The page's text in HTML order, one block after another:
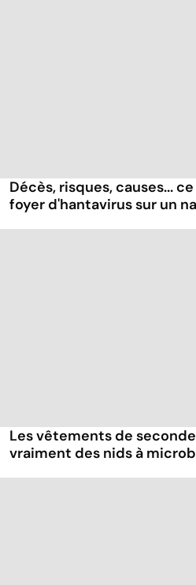
Décès, risques, causes...
foyer d'hantavirus sur un
Les vêtements de
vraiment des nids à